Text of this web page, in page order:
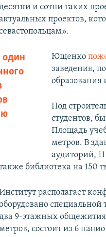
и сотни таких
проектов,
один
Ющенко
заведения,
Под
студентов,
Площадь
метров. В
аудиторий,
библиотека на 150
располагает
9-этажных
состоит из 6